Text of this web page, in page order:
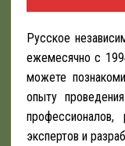
Русское
ежемесячно с
можете
опыту
профессионалов,
экспертов и